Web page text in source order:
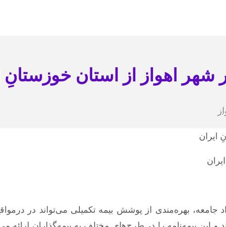
شهر اهواز از استان خوزستانِ
جامعه، بهره‌مندی از پوشش بیمه تکمیلی می‌تواند در